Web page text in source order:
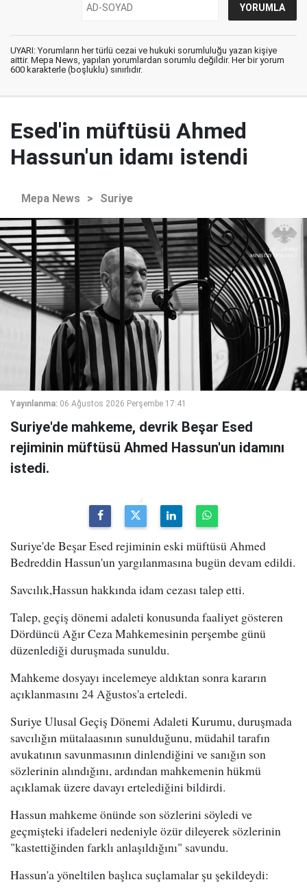
UYARI: Yorumların her türlü cezai ve hukuki sorumluluğu yazan kişiye
aittir. Mepa News, yapılan yorumlardan sorumlu değildir. Her bir yorum
600 karakterle (boşluklu) sınırlıdır.
Esed'in müftüsü Ahmed
Hassun'un idamı istendi
Mepa News > Suriye
Yayınlanma: 06 Ağustos 2026 Perşembe 17:41
Suriye'de mahkeme, devrik Beşar Esed
rejiminin müftüsü Ahmed Hassun'un idamını
istedi.
Suriye'de Beşar Esed rejiminin eski müftüsü Ahmed
Bedreddin Hassun'un yargılanmasına bugün devam edildi.
Savcılık,Hassun hakkında idam cezası talep etti.
Talep, geçiş dönemi adaleti konusunda faaliyet gösteren
Dördüncü Ağır Ceza Mahkemesinin perşembe günü
düzenlediği duruşmada sunuldu.
Mahkeme dosyayı incelemeye aldıktan sonra kararın
açıklanmasını 24 Ağustos'a erteledi.
Suriye Ulusal Geçiş Dönemi Adaleti Kurumu, duruşmada
savcılığın mütalaasının sunulduğunu, müdahil tarafın
avukatının savunmasının dinlendiğini ve sanığın son
sözlerinin alındığını, ardından mahkemenin hükmü
açıklamak üzere davayı ertelediğini bildirdi.
Hassun mahkeme önünde son sözlerini söyledi ve
geçmişteki ifadeleri nedeniyle özür dileyerek sözlerinin
"kastettiğinden farklı anlaşıldığını" savundu.
Hassun'a yöneltilen başlıca suçlamalar şu şekildeydi: